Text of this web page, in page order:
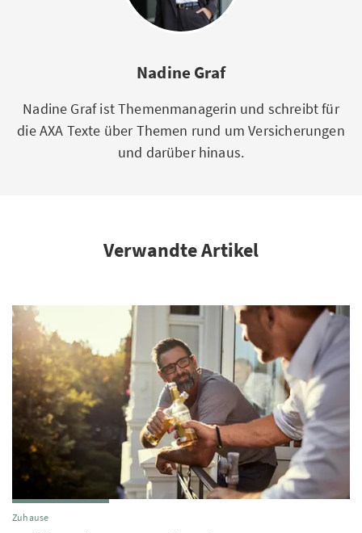
Nadine Graf
Nadine Graf ist Themenmanagerin und schreibt für
die AXA Texte über Themen rund um Versicherungen
und darüber hinaus.
Verwandte Artikel
Zuhause